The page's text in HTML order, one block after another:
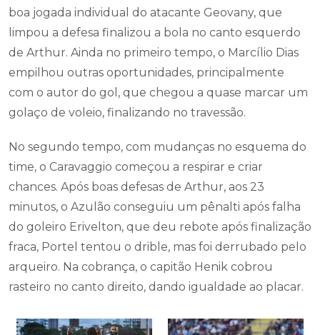
boa jogada individual do atacante Geovany, que
limpou a defesa finalizou a bola no canto esquerdo
de Arthur. Ainda no primeiro tempo, o Marcílio Dias
empilhou outras oportunidades, principalmente
com o autor do gol, que chegou a quase marcar um
golaço de voleio, finalizando no travessão.
No segundo tempo, com mudanças no esquema do
time, o Caravaggio começou a respirar e criar
chances. Após boas defesas de Arthur, aos 23
minutos, o Azulão conseguiu um pênalti após falha
do goleiro Erivelton, que deu rebote após finalização
fraca, Portel tentou o drible, mas foi derrubado pelo
arqueiro. Na cobrança, o capitão Henik cobrou
rasteiro no canto direito, dando igualdade ao placar.